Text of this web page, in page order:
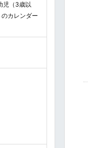
児（3歳以
カレンダー